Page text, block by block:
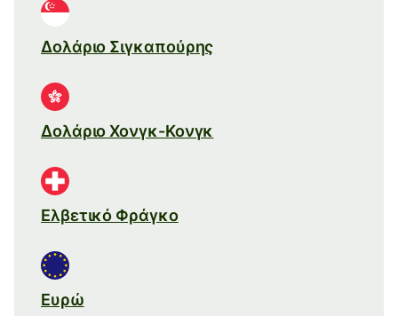
Δολάριο Σιγκαπούρης
Δολάριο Χονγκ-Κονγκ
Ελβετικό Φράγκο
Ευρώ